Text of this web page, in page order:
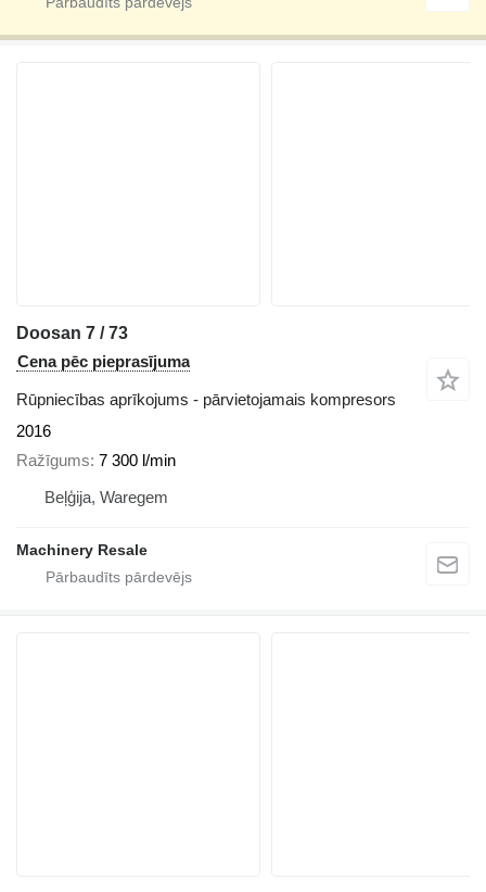
Doosan 7 / 73
Cena pēc pieprasījuma
Rūpniecības aprīkojums - pārvietojamais kompresors
2016
Ražīgums 7 300 l/min
Beļģija, Waregem
Machinery Resale